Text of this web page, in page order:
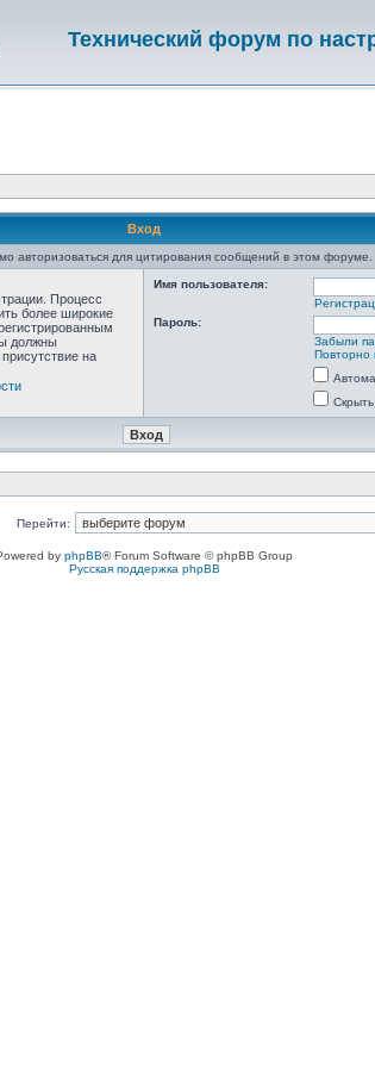
Технический форум по
Вход
авторизоваться для цитирования сообщений в этом форуме.
Процесс
более широкие
должны
на
Имя пользователя:
Пароль:
Забыли
Повторно
Перейти:
by phpBB® Forum Software © phpBB Group
Русская поддержка phpBB